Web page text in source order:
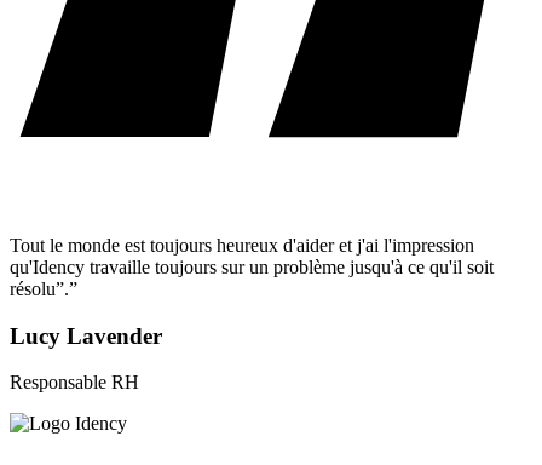
Tout le monde est toujours heureux d'aider et j'ai l'impression
qu'Idency travaille toujours sur un problème jusqu'à ce qu'il soit
résolu”.”
Lucy Lavender
Responsable RH